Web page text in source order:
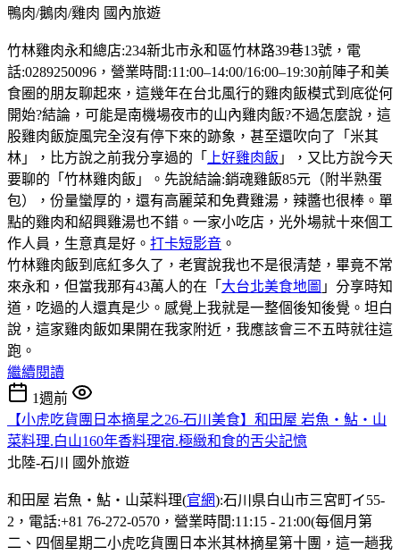
鴨肉/鵝肉/雞肉 國內旅遊
竹林雞肉永和總店:234新北市永和區竹林路39巷13號，電
話:0289250096，營業時間:11:00–14:00/16:00–19:30前陣子和美
食圈的朋友聊起來，這幾年在台北風行的雞肉飯模式到底從何
開始?結論，可能是南機場夜市的山內雞肉飯?不過怎麼說，這
股雞肉飯旋風完全沒有停下來的跡象，甚至還吹向了「米其
林」，比方說之前我分享過的「
上好雞肉飯 」，又比方說今天
要聊的「竹林雞肉飯」。先說結論:銷魂雞飯85元（附半熟蛋
包），份量蠻厚的，還有高麗菜和免費雞湯，辣醬也很棒。單
點的雞肉和紹興雞湯也不錯。一家小吃店，光外場就十來個工
作人員，生意真是好。 打卡短影音 。
竹林雞肉飯到底紅多久了，老實說我也不是很清楚，畢竟不常
來永和，但當我那有43萬人的在「 大台北美食地圖 」分享時知
道，吃過的人還真是少。感覺上我就是一整個後知後覺。坦白
說，這家雞肉飯如果開在我家附近，我應該會三不五時就往這
跑。
繼續閱讀
1週前
【小虎吃貨團日本摘星之26-石川美食】和田屋 岩魚・鮎・山
菜料理.白山160年香料理宿.極緻和食的舌尖記憶
北陸-石川
國外旅遊
和田屋 岩魚・鮎・山菜料理(官網):石川県白山市三宮町イ55-
2，電話:+81 76-272-0570，營業時間:11:15 - 21:00(每個月第
二、四個星期二小虎吃貨團日本米其林摘星第十團，這一趟我